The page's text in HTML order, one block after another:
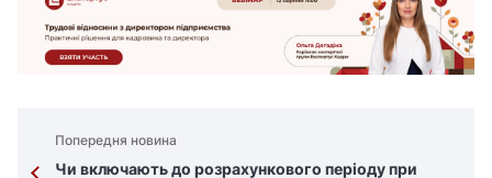
Попередня новина
Чи включають до розрахункового періоду при